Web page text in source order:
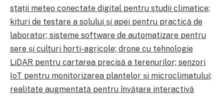
stații meteo conectate digital pentru studii climatice;
kituri de testare a solului și apei pentru practică de
laborator; sisteme software de automatizare pentru
sere și culturi horti-agricole; drone cu tehnologie
LiDAR pentru cartarea precisă a terenurilor; senzori
IoT pentru monitorizarea plantelor și microclimatului;
realitate augmentată pentru învățare interactivă